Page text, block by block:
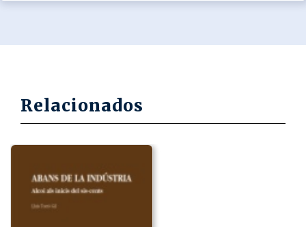
Relacionados